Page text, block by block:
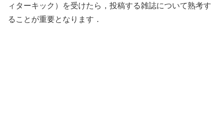
ィターキック）を受けたら，投稿する雑誌について熟考す
ることが重要となります．